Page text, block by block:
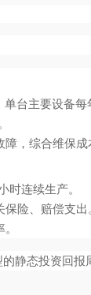
台主要设备每
，综合维保成
时连续生产。
险、赔偿支出
静态投资回报